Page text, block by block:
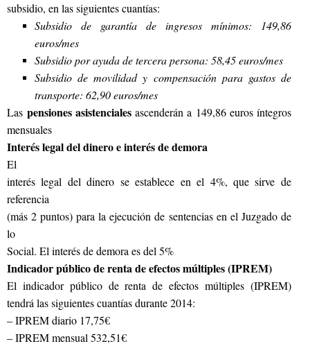
subsidio, en las siguientes cuantías:
Subsidio de garantía de ingresos mínimos: 149,86
euros/mes
Subsidio por ayuda de tercera persona: 58,45 euros/mes
Subsidio de movilidad y compensación para gastos de
transporte: 62,90 euros/mes
Las pensiones asistencialesascenderán a 149,86 euros íntegros
mensuales
Interés legal del dinero e interés de demora
El
interés legal del dinero se establece en el 4%, que sirve de
referencia
(más 2 puntos) para la ejecución de sentencias en el Juzgado de
lo
Social. El interés de demora es del 5%
Indicador público de renta de efectos múltiples (IPREM)
El indicador público de renta de efectos múltiples (IPREM)
tendrá las siguientes cuantías durante 2014:
– IPREM diario 17,75€
– IPREM mensual 532,51€